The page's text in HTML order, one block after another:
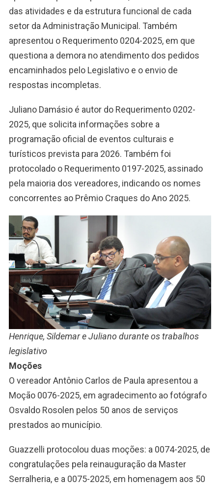
das atividades e da estrutura funcional de cada
setor da Administração Municipal. Também
apresentou o Requerimento 0204-2025, em que
questiona a demora no atendimento dos pedidos
encaminhados pelo Legislativo e o envio de
respostas incompletas.
Juliano Damásio é autor do Requerimento 0202-
2025, que solicita informações sobre a
programação oficial de eventos culturais e
turísticos prevista para 2026. Também foi
protocolado o Requerimento 0197-2025, assinado
pela maioria dos vereadores, indicando os nomes
concorrentes ao Prêmio Craques do Ano 2025.
Henrique, Sildemar e Juliano durante os trabalhos
legislativo
Moções
O vereador Antônio Carlos de Paula apresentou a
Moção 0076-2025, em agradecimento ao fotógrafo
Osvaldo Rosolen pelos 50 anos de serviços
prestados ao município.
Guazzelli protocolou duas moções: a 0074-2025, de
congratulações pela reinauguração da Master
Serralheria, e a 0075-2025, em homenagem aos 50